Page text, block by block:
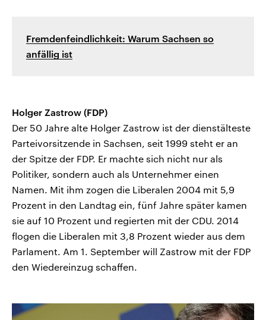
Fremdenfeindlichkeit: Warum Sachsen so
anfällig ist
Holger Zastrow (FDP)
Der 50 Jahre alte Holger Zastrow ist der dienstälteste
Parteivorsitzende in Sachsen, seit 1999 steht er an
der Spitze der FDP. Er machte sich nicht nur als
Politiker, sondern auch als Unternehmer einen
Namen. Mit ihm zogen die Liberalen 2004 mit 5,9
Prozent in den Landtag ein, fünf Jahre später kamen
sie auf 10 Prozent und regierten mit der CDU. 2014
flogen die Liberalen mit 3,8 Prozent wieder aus dem
Parlament. Am 1. September will Zastrow mit der FDP
den Wiedereinzug schaffen.